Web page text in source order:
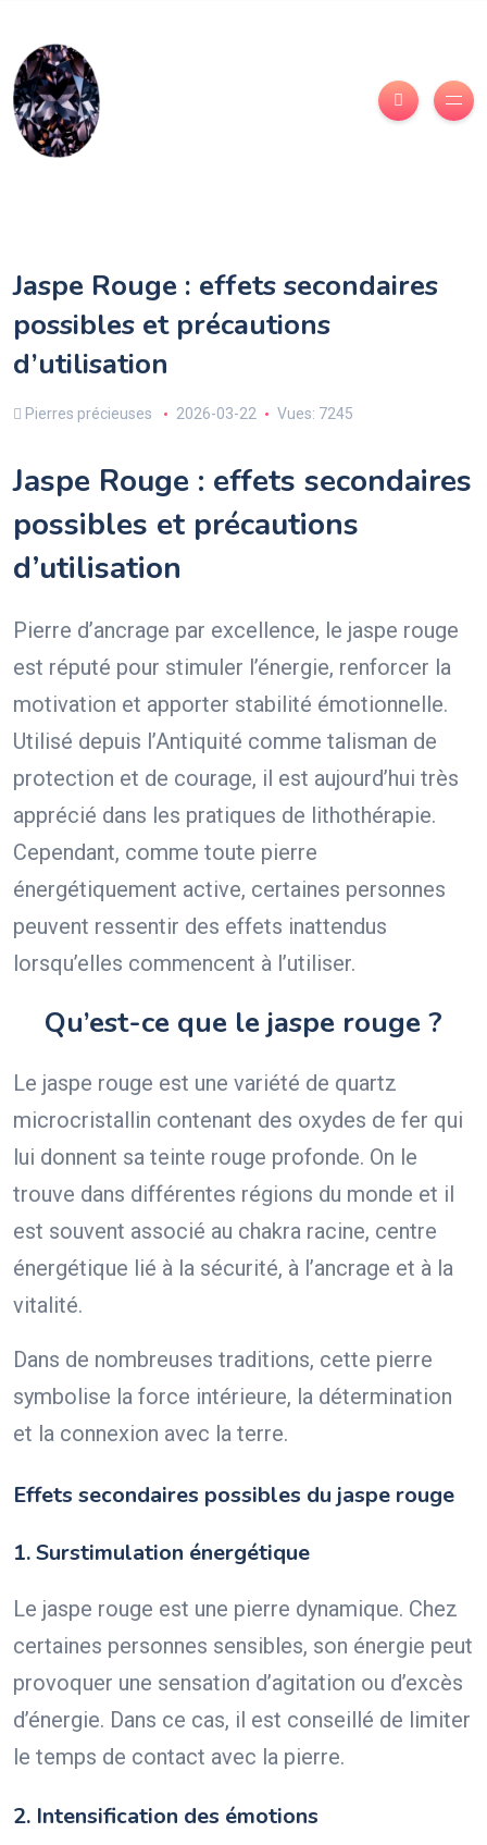
Jaspe Rouge : effets secondaires
possibles et précautions
d’utilisation
Pierres précieuses 2026-03-22 Vues: 7245
Jaspe Rouge : effets secondaires
possibles et précautions
d’utilisation
Pierre d’ancrage par excellence, le jaspe rouge
est réputé pour stimuler l’énergie, renforcer la
motivation et apporter stabilité émotionnelle.
Utilisé depuis l’Antiquité comme talisman de
protection et de courage, il est aujourd’hui très
apprécié dans les pratiques de lithothérapie.
Cependant, comme toute pierre
énergétiquement active, certaines personnes
peuvent ressentir des effets inattendus
lorsqu’elles commencent à l’utiliser.
Qu’est-ce que le jaspe rouge ?
Le jaspe rouge est une variété de quartz
microcristallin contenant des oxydes de fer qui
lui donnent sa teinte rouge profonde. On le
trouve dans différentes régions du monde et il
est souvent associé au chakra racine, centre
énergétique lié à la sécurité, à l’ancrage et à la
vitalité.
Dans de nombreuses traditions, cette pierre
symbolise la force intérieure, la détermination
et la connexion avec la terre.
Effets secondaires possibles du jaspe rouge
1. Surstimulation énergétique
Le jaspe rouge est une pierre dynamique. Chez
certaines personnes sensibles, son énergie peut
provoquer une sensation d’agitation ou d’excès
d’énergie. Dans ce cas, il est conseillé de limiter
le temps de contact avec la pierre.
2. Intensification des émotions